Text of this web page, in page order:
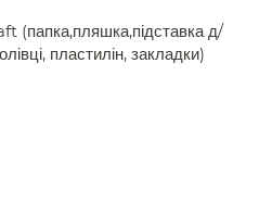
(папка,пляшка,підставка д/
пластилін, закладки)